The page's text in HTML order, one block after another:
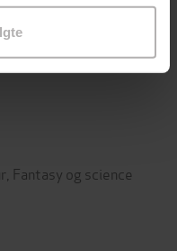
Fantasy og science